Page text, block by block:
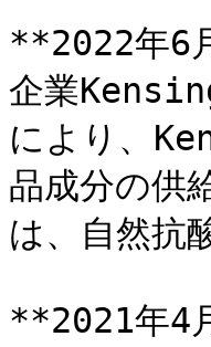
**2022年6
企業
により、
品成分の
は、自然抗
**2021年4